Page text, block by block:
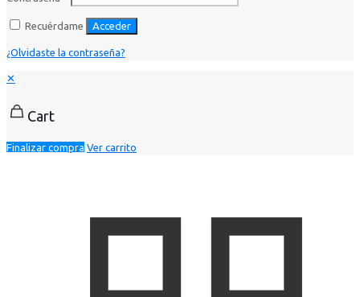
Recuérdame Acceder
¿Olvidaste la contraseña?
✕
Cart
Finalizar compra Ver carrito